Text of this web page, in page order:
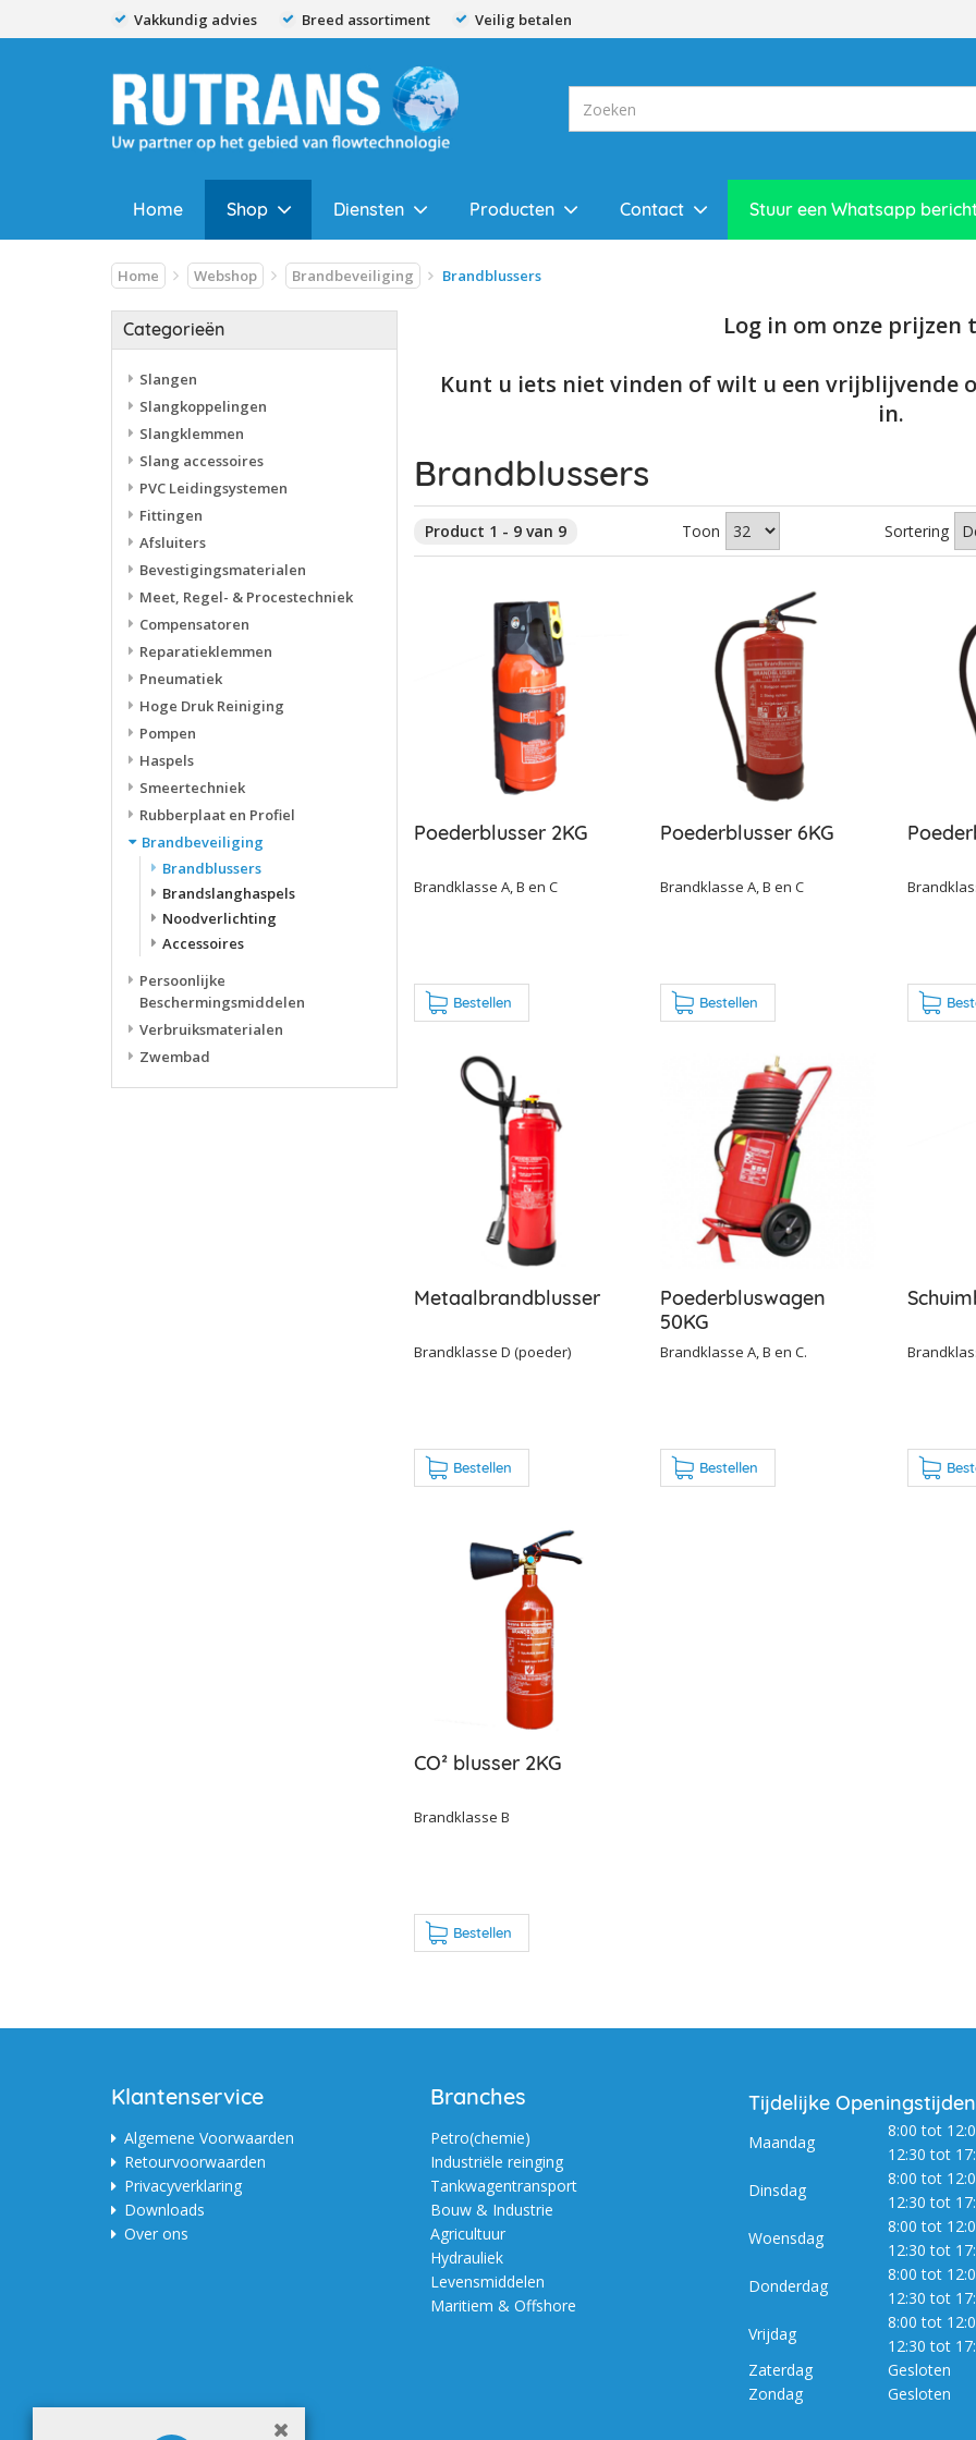
Vakkundig advies Breed assortiment Veilig betalen
Home Shop Diensten Producten Contact Stuur een Whatsapp
Home Webshop Brandbeveiliging Brandblussers
Categorieën
Slangen
Slangkoppelingen
Slangklemmen
Slang accessoires
PVC Leidingsystemen
Fittingen
Afsluiters
Bevestigingsmaterialen
Meet, Regel- & Procestechniek
Compensatoren
Reparatieklemmen
Pneumatiek
Hoge Druk Reiniging
Pompen
Haspels
Smeertechniek
Rubberplaat en Profiel
Brandbeveiliging
Brandblussers
Brandslanghaspels
Noodverlichting
Accessoires
Persoonlijke
Beschermingsmiddelen
Verbruiksmaterialen
Zwembad
Log in om onze prijzen
Kunt u iets niet vinden of wilt u een vrijblijvende
in.
Brandblussers
Product 1 - 9 van 9 Toon Sortering
Poederblusser 2KG
Brandklasse A, B en C
Bestellen
Poederblusser 6KG
Brandklasse A, B en C
Bestellen
Metaalbrandblusser
Brandklasse D (poeder)
Bestellen
Poederbluswagen
50KG
Brandklasse A, B en C.
Bestellen
CO² blusser 2KG
Brandklasse B
Bestellen
Klantenservice
Algemene Voorwaarden
Retourvoorwaarden
Privacyverklaring
Downloads
Over ons
Branches
Petro(chemie)
Industriële reinging
Tankwagentransport
Bouw & Industrie
Agricultuur
Hydrauliek
Levensmiddelen
Maritiem & Offshore
Tijdelijke Openingstijden
Maandag
8:00 tot
12:30 tot
Dinsdag
8:00 tot
12:30 tot
Woensdag
8:00 tot
12:30 tot
Donderdag
8:00 tot
12:30 tot
Vrijdag
8:00 tot
12:30 tot
Zaterdag
Gesloten
Zondag
Gesloten